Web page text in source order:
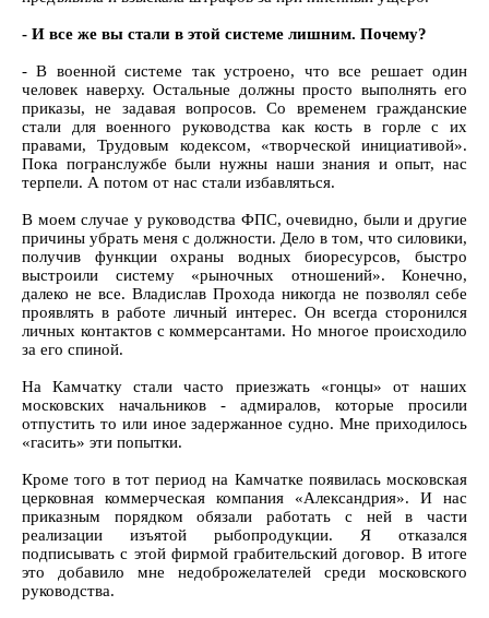
- И все же вы стали в этой системе лишним. Почему?
- В военной системе так устроено, что все решает один
человек наверху. Остальные должны просто выполнять его
приказы, не задавая вопросов. Со временем гражданские
стали для военного руководства как кость в горле с их
правами, Трудовым кодексом, «творческой инициативой».
Пока погранслужбе были нужны наши знания и опыт, нас
терпели. А потом от нас стали избавляться.
В моем случае у руководства ФПС, очевидно, были и другие
причины убрать меня с должности. Дело в том, что силовики,
получив функции охраны водных биоресурсов, быстро
выстроили систему «рыночных отношений». Конечно,
далеко не все. Владислав Прохода никогда не позволял себе
проявлять в работе личный интерес. Он всегда сторонился
личных контактов с коммерсантами. Но многое происходило
за его спиной.
На Камчатку стали часто приезжать «гонцы» от наших
московских начальников - адмиралов, которые просили
отпустить то или иное задержанное судно. Мне приходилось
«гасить» эти попытки.
Кроме того в тот период на Камчатке появилась московская
церковная коммерческая компания «Александрия». И нас
приказным порядком обязали работать с ней в части
реализации изъятой рыбопродукции. Я отказался
подписывать с этой фирмой грабительский договор. В итоге
это добавило мне недоброжелателей среди московского
руководства.